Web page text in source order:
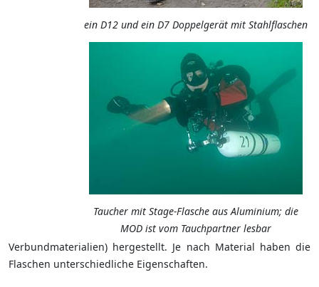
ein D12 und ein D7 Doppelgerät mit Stahlflaschen
Taucher mit Stage-Flasche aus Aluminium; die
MOD ist vom Tauchpartner lesbar
Verbundmaterialien) hergestellt. Je nach Material haben die
Flaschen unterschiedliche Eigenschaften.